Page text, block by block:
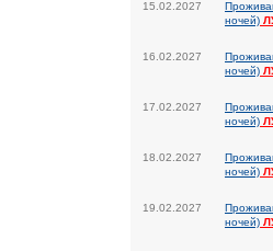
15.02.2027
ночей)
16.02.2027
ночей)
17.02.2027
ночей)
18.02.2027
ночей)
19.02.2027
ночей)